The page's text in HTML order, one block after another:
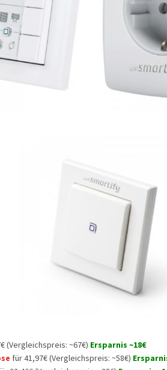
(Vergleichspreis: ~67€) Ersparnis ~18€
für 41,97€ (Vergleichspreis: ~58€)